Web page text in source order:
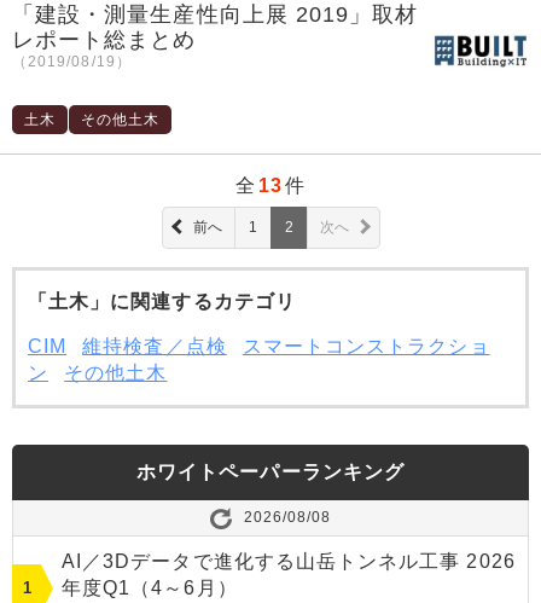
「建設・測量生産性向上展 2019」取材
レポート総まとめ
（2019/08/19）
土木 その他土木
全 13件
前へ 1 2 次へ
「土木」に関連するカテゴリ
CIM 維持検査／点検
スマートコンストラクショ
ン
その他土木
ホワイトペーパーランキング
2026/08/08
AI／3Dデータで進化する山岳トンネル工事 2026
年度Q1（4～6月）